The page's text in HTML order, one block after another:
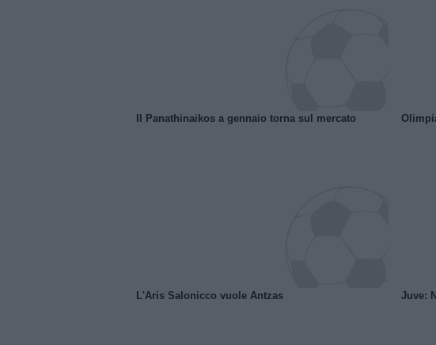
Il Panathinaikos a gennaio torna sul mercato
L'Aris Salonicco vuole Antzas Juve: